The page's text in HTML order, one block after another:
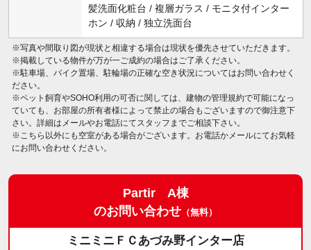
髪洗面化粧台 / 複層ガラス / モニタ付インター
ホン / 収納 / 独立洗面台
※写真や間取り図が現状と相違する場合は現状を優先させていただきます。
※掲載している物件が万が一ご成約の場合はご了承ください。
※駐車場、バイク置場、駐輪場の正確な空き状況についてはお問い合わせく
ださい。
※ペット飼育やSOHO利用の可否に関しては、建物の管理規約で可能になっ
ていても、お部屋の所有者様によって禁止の場合もございますので御注意下
さい。詳細はメールやお電話にてスタッフまでご相談下さい。
※こちら以外にも空室がある場合がございます。お電話かメールにてお気軽
にお問い合わせください。
Partir A棟
のお問い合わせ （無料）
ミニミニＦＣあづみ野インター店